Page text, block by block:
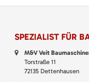
SPEZIALIST FÜR
M&V Veit
Torstraße 11
72135 Dettenhausen